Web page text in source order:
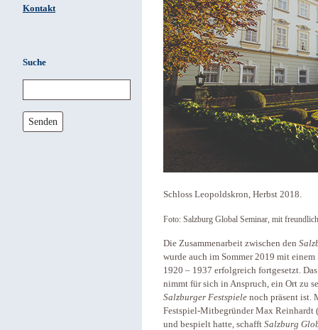
Kontakt
Suche
Senden
Schloss Leopoldskron, Herbst 2018.
Foto: Salzburg Global Seminar, mit
Die Zusammenarbeit zwischen den
wurde auch im Sommer 2019 mit
1920 – 1937 erfolgreich fortgesetzt.
nimmt für sich in Anspruch, ein Ort zu
Salzburger Festspiele noch präsent ist.
Festspiel-Mitbegründer Max Reinhardt
und bespielt hatte, schafft Salzburg